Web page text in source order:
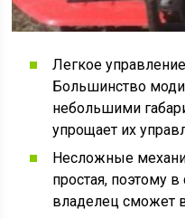
Легкое
Большинство
небольшими
упрощает их
Несложные
простая, поэтому
владелец сможет